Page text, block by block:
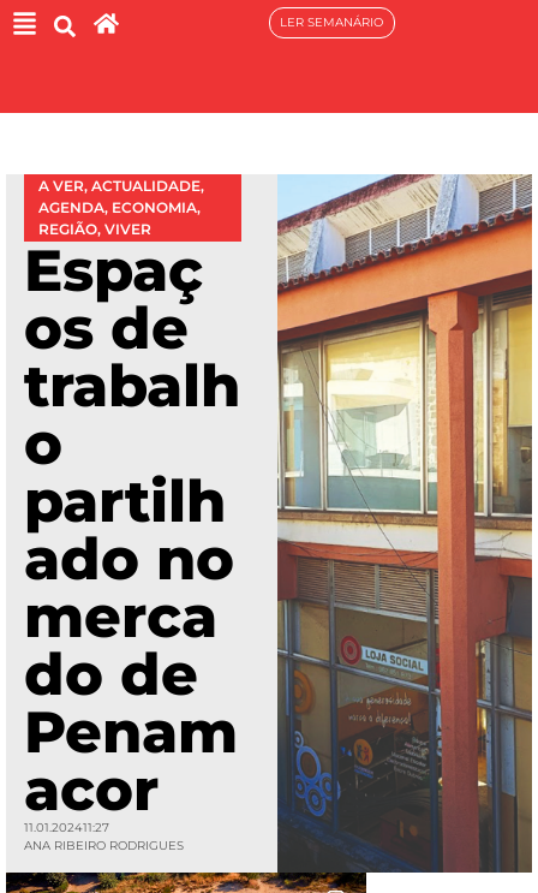
LER SEMANÁRIO
A VER, ACTUALIDADE,
AGENDA, ECONOMIA,
REGIÃO, VIVER
Espaç
os de
trabalh
o
partilh
ado no
merca
do de
Penam
acor
11.01.202411:27
ANA RIBEIRO RODRIGUES